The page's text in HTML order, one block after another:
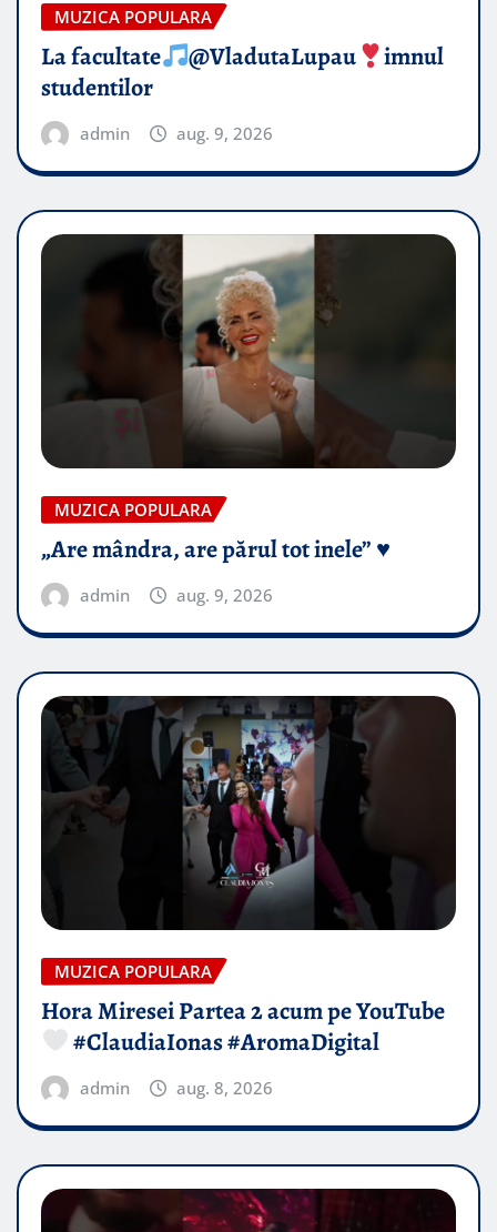
MUZICA POPULARA
La facultate @VladutaLupau
imnul
studentilor
admin aug. 9, 2026
MUZICA POPULARA
„Are mândra, are părul tot inele” ♥️
admin aug. 9, 2026
MUZICA POPULARA
Hora Miresei Partea 2 acum pe YouTube
#ClaudiaIonas #AromaDigital
admin aug. 8, 2026